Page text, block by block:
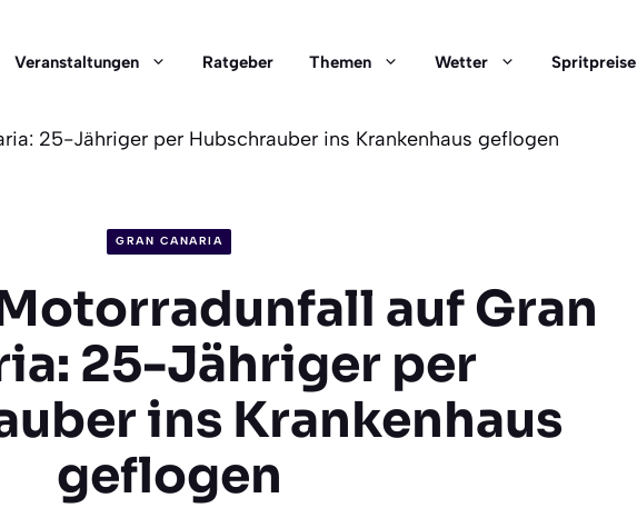
Veranstaltungen Ratgeber Themen Wetter Spritpreise
25-Jähriger per Hubschrauber ins Krankenhaus geflogen
GRAN CANARIA
auf Gran
25-Jähriger per
ins Krankenhaus
geflogen